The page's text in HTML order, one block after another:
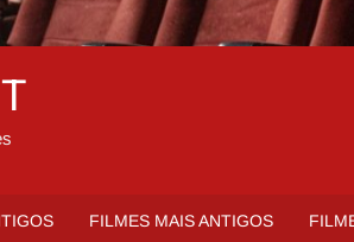
FILMES MAIS ANTIGOS